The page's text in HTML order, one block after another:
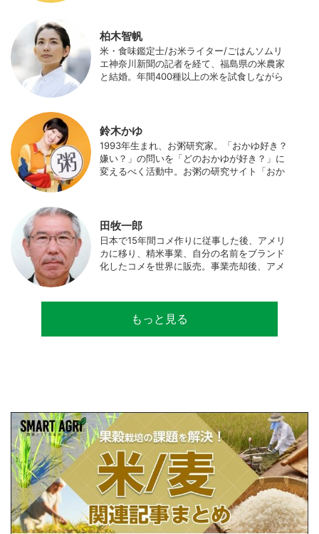
柏木智帆
米・食味鑑定士/お米ライター/ごはんソムリ
エ神奈川新聞の記者を経て、福島県の米農家
と結婚。年間400種以上の米を試食しながら
食事やお弁当づくりを通して、食育にも目を
向けている。プロフィール写真 ©杉山晃造
鈴木かゆ
1993年生まれ、お粥研究家。「おかゆ好き？
嫌い？」の問いを「どのおかゆが好き？」に
変えるべく活動中。お粥の研究サイト「おか
田牧一郎
日本で15年間コメ作りに従事した後、アメリ
カに移り、精米事業、自分の名前をブランド
化したコメを世界に販売。事業売却後、アメ
サルティングとして関わり、企業などの依頼
で世界12カ国の良質米生産可能産地を訪問調
もっと見る